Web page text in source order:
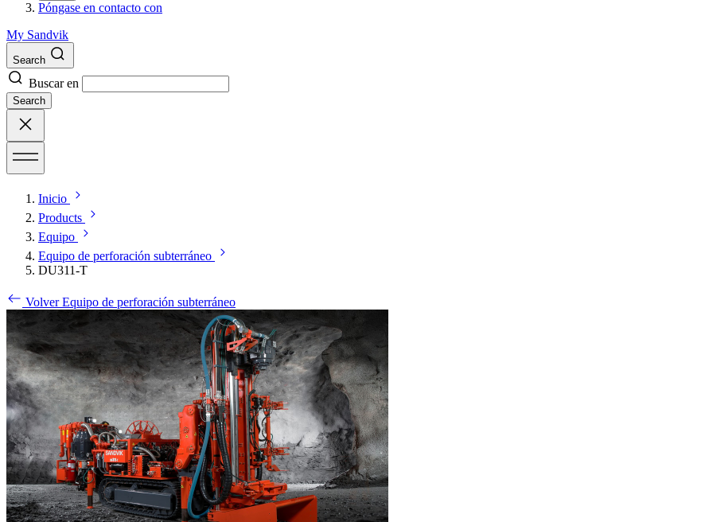
Póngase en contacto con
My Sandvik
Search
Buscar en
Search
Inicio
Products
Equipo
Equipo de perforación subterráneo
DU311-T
Volver Equipo de perforación subterráneo